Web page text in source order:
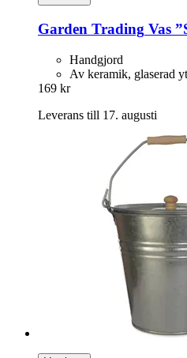
Garden Trading Vas
Handgjord
Av keramik, glaserad
169 kr
Leverans till 17. augusti